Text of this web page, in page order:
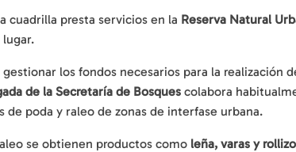
cuadrilla presta servicios en la Reserva Natural
gestionar los fondos necesarios para la realización
de la Secretaría de Bosques colabora
de poda y raleo de zonas de interfase urbana.
se obtienen productos como leña, varas y